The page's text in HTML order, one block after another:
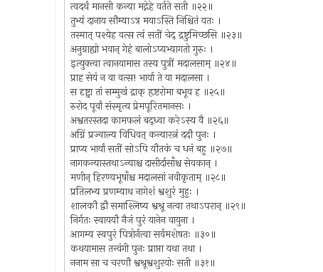
त्वदर्थं मानसी कन्या मद्गेहे वर्तते सती ॥२२॥
तुभ्यं दानाय सौम्याऽत्र मयाऽस्ति निश्चितं यतः ।
तस्मात् पश्येह वत्स त्वं सतीं चेद् द्रष्टुमिच्छसि ॥२३॥
अनुग्राह्यो भवान् गेहं बालोऽप्यभ्यागतो गुरुः ।
इत्युक्त्वा त्वानयामास तस्य पुत्रीं मदालसाम् ॥२४॥
प्राह सेयं न वा वत्स! भार्या ते या मदालसा ।
स दृष्ट्वा तां सम्मुखं द्राक् हृष्टरोमा बभूव ह ॥२५॥
रुरोद पूर्वां संस्मृत्य प्रेमपूरितमानसः ।
अश्वतरस्तदा कामफलं बद्ध्वा करेऽस्य वै ॥२६॥
अग्निं प्रज्वाल्य विधिवत् कन्यारत्नं ददौ पुनः ।
प्राप्य भार्यां सतीं सोऽपि यौतकं च धनं बहु ॥२७॥
नागकन्यास्तथाऽन्याश्च दासीर्दासाँश्च सेवकान् ।
मणीन् हिरण्यभूषाँश्च मदालसां नवीकृताम् ॥२८॥
प्रतिलभ्य प्रणम्याथ नागेशं श्वशुरं मुहुः ।
शालकौ द्वौ समाश्लिष्य श्वश्रू नत्वा तथाऽपरान् ॥२९॥
निर्गतः स्वाययौ नैजं पुरं यानेन वायुना ।
आगम्य स्वपुरं पित्रोर्नत्वा सर्वमशेषतः ॥३०॥
कथयामास तन्वंगी पुनः प्राप्ता यथा तथा ।
ननाम सा च चरणौ श्वश्रूश्वशुरयोः सती ॥३१॥